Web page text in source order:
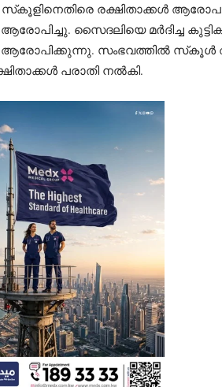
രക്ഷിതാക്കൾ
ആരോപിച്ചു. സൈദലിയെ മർദിച്ച
ആരോപിക്കുന്നു. സംഭവത്തിൽ സ്‌കൂൾ
പരാതി നൽകി.